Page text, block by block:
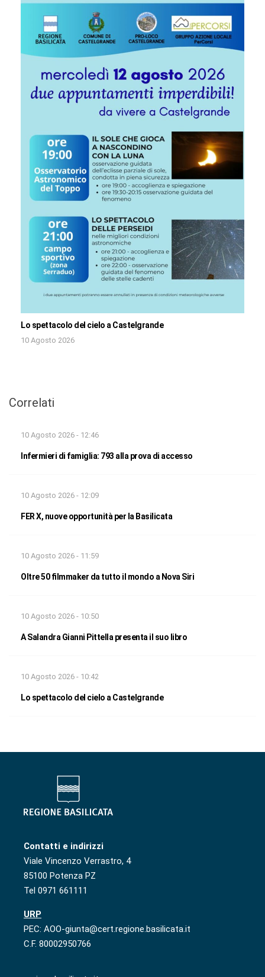
Lo spettacolo del cielo a Castelgrande
10 Agosto 2026
Correlati
10 Agosto 2026 - 12:46
Infermieri di famiglia: 793 alla prova di accesso
10 Agosto 2026 - 12:09
FER X, nuove opportunità per la Basilicata
10 Agosto 2026 - 11:59
Oltre 50 filmmaker da tutto il mondo a Nova Siri
10 Agosto 2026 - 10:50
A Salandra Gianni Pittella presenta il suo libro
10 Agosto 2026 - 10:42
Lo spettacolo del cielo a Castelgrande
Contatti e indirizzi
Viale Vincenzo Verrastro, 4
85100 Potenza PZ
Tel 0971 661111
URP
PEC: AOO-giunta@cert.regione.basilicata.it
C.F. 80002950766